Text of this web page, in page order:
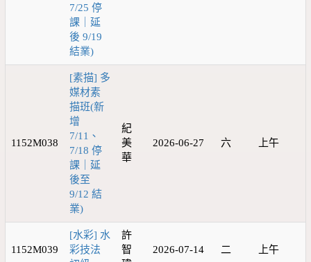
7/25 停
課｜延
後 9/19
結業)
1152M038
[素描] 多
媒材素
描班(新
增
7/11、
7/18 停
課｜延
後至
9/12 結
業)
紀
美
華
2026-06-27 六 上午
1152M039
[水彩] 水
彩技法
許
智
2026-07-14 二 上午